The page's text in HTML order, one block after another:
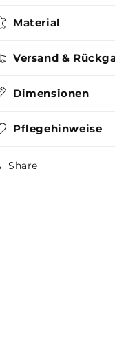
Material
Versand &
Dimensionen
Pflegehinweise
Share